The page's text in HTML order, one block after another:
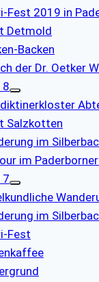
Fest 2019 in
Detmold
Backen
der Dr. Oetker
Salzkotten
im
im
im
Fest